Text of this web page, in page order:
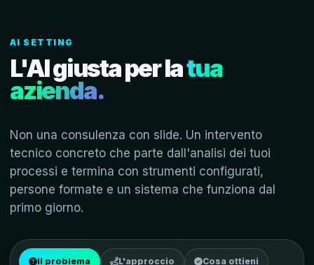
AI SETTING
L'AI giusta per latua
azienda.
Non una consulenza con slide. Un intervento
tecnico concreto che parte dall'analisi dei tuoi
processi e termina con strumenti configurati,
persone formate e un sistema che funziona dal
primo giorno.
Il problema L'approccio Cosa ottieni